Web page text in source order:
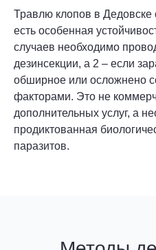
Травлю клопов в Дедовске
есть особенная
случаев необходимо
дезинсекции, а 2 – если
обширное или осложнено
факторами. Это не
дополнительных услуг, а
продиктованная
паразитов.